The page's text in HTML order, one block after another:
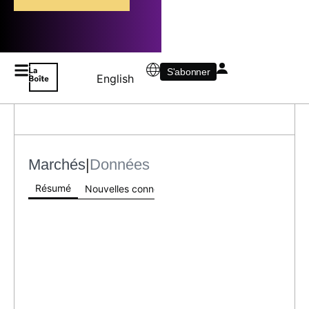
English S'abonner
Marchés|Données
Résumé Nouvelles connexes